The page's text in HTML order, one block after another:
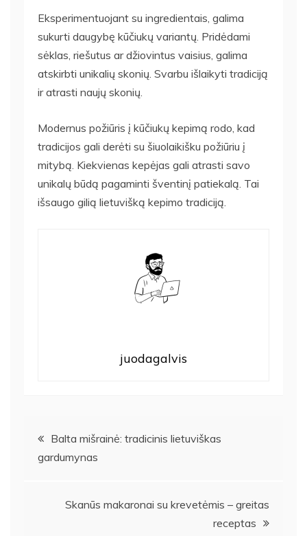
Eksperimentuojant su ingredientais, galima
sukurti daugybę kūčiukų variantų. Pridėdami
sėklas, riešutus ar džiovintus vaisius, galima
atskirbti unikalių skonių. Svarbu išlaikyti tradiciją
ir atrasti naujų skonių.
Modernus požiūris į kūčiukų kepimą rodo, kad
tradicijos gali derėti su šiuolaikišku požiūriu į
mitybą. Kiekvienas kepėjas gali atrasti savo
unikalų būdą pagaminti šventinį patiekalą. Tai
išsaugo gilią lietuvišką kepimo tradiciją.
juodagalvis
Navigacija
tarp
įrašų
Balta mišrainė: tradicinis lietuviškas
gardumynas
Skanūs makaronai su krevetėmis – greitas
receptas